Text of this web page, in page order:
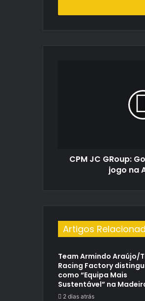
de
Arrábida
CPM JC GRoup:
jogo na
Artigos
Team Armindo Araújo/
Racing Factory
como “Equipa Mais
Sustentável” na
2 dias atrás